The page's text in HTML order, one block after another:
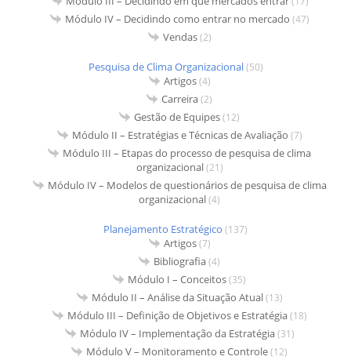
Módulo IV – Decidindo como entrar no mercado (47)
Vendas(2)
Pesquisa de Clima Organizacional(50)
Artigos(4)
Carreira(2)
Gestão de Equipes(12)
Módulo II – Estratégias e Técnicas de Avaliação (7)
Módulo III – Etapas do processo de pesquisa de clima
organizacional(21)
Módulo IV – Modelos de questionários de pesquisa de clima
organizacional(4)
Planejamento Estratégico (137)
Artigos(7)
Bibliografia(4)
Módulo I – Conceitos(35)
Módulo II – Análise da Situação Atual(13)
Módulo III – Definição de Objetivos e Estratégia(18)
Módulo IV – Implementação da Estratégia(31)
Módulo V – Monitoramento e Controle(12)